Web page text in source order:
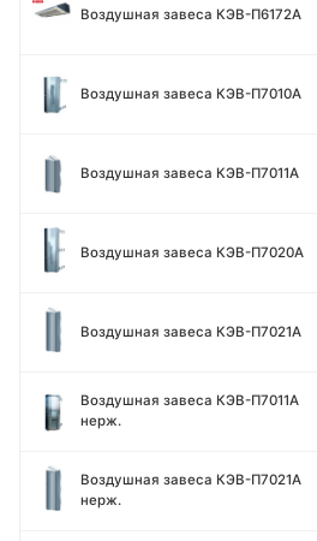
Воздушная завеса КЭВ-П6172А
Воздушная завеса КЭВ-П7010A
Воздушная завеса КЭВ-П7011A
Воздушная завеса КЭВ-П7020A
Воздушная завеса КЭВ-П7021A
Воздушная завеса КЭВ-П7011A
нерж.
Воздушная завеса КЭВ-П7021A
нерж.